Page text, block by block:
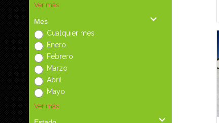
Ver más
Mes
Cualquier mes
Enero
Febrero
Marzo
Abril
Mayo
Ver más